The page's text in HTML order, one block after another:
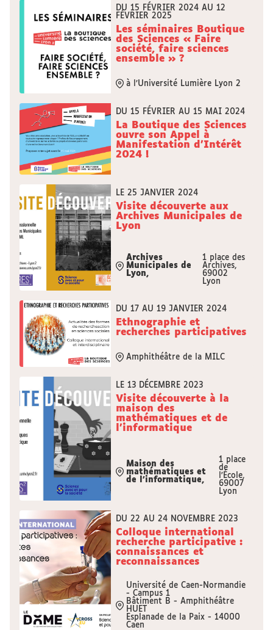
DU 15 FÉVRIER 2024 AU 12
FÉVRIER 2025
Les séminaires Boutique
des Sciences « Faire
société, faire sciences
ensemble » ?
à l’Université Lumière Lyon 2
DU 15 FÉVRIER AU 15 MAI 2024
La Boutique des Sciences
ouvre son Appel à
Manifestation d'Intérêt
2024 !
LE 25 JANVIER 2024
Visite découverte aux
Archives Municipales de
Lyon
Archives
Municipales de
Lyon,
1 place des
Archives,
69002
Lyon
DU 17 AU 19 JANVIER 2024
Ethnographie et
recherches participatives
Amphithéâtre de la MILC
LE 13 DÉCEMBRE 2023
Visite découverte à la
maison des
mathématiques et de
l'informatique
Maison des
mathématiques et
de l'informatique,
1 place
de
l'École,
69007
Lyon
DU 22 AU 24 NOVEMBRE 2023
Colloque international
recherche participative :
connaissances et
reconnaissances
Université de Caen-Normandie
- Campus 1
Bâtiment B - Amphithéâtre
HUET
Esplanade de la Paix - 14000
Caen